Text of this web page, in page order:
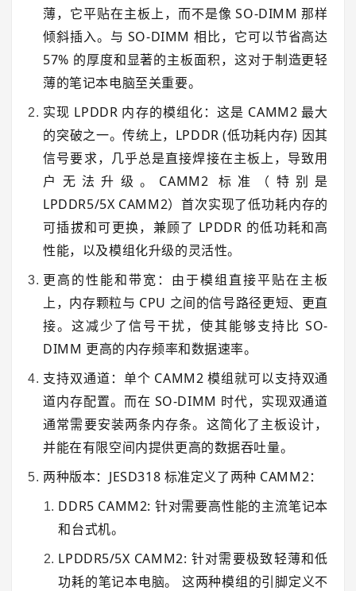
薄，它平贴在主板上，而不是像 SO-DIMM 那样
倾斜插入。与 SO-DIMM 相比，它可以节省高达
57% 的厚度和显著的主板面积，这对于制造更轻
薄的笔记本电脑至关重要。
实现 LPDDR 内存的模组化：这是 CAMM2 最大
的突破之一。传统上，LPDDR (低功耗内存) 因其
信号要求，几乎总是直接焊接在主板上，导致用
户无法升级。CAMM2 标准（特别是
LPDDR5/5X CAMM2）首次实现了低功耗内存的
可插拔和可更换，兼顾了 LPDDR 的低功耗和高
性能，以及模组化升级的灵活性。
更高的性能和带宽： 由于模组直接平贴在主板
上，内存颗粒与 CPU 之间的信号路径更短、更直
接。这减少了信号干扰，使其能够支持比 SO-
DIMM 更高的内存频率和数据速率。
支持双通道： 单个 CAMM2 模组就可以支持双通
道内存配置。而在 SO-DIMM 时代，实现双通道
通常需要安装两条内存条。这简化了主板设计，
并能在有限空间内提供更高的数据吞吐量。
两种版本： JESD318 标准定义了两种 CAMM2：
DDR5 CAMM2: 针对需要高性能的主流笔记本
和台式机。
LPDDR5/5X CAMM2: 针对需要极致轻薄和低
功耗的笔记本电脑。 这两种模组的引脚定义不